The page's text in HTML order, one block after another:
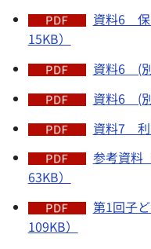
資料6 保
15KB）
資料6 (別
資料6 (別
資料7 利
参考資料
63KB）
第1回子
109KB）